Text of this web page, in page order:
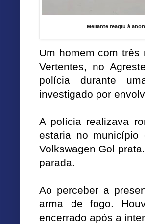
Meliante reagiu à
Um homem com três
Vertentes, no
polícia durante
investigado por
A polícia realizava
estaria no
Volkswagen Gol
parada.
Ao perceber a
arma de fogo.
encerrado após a